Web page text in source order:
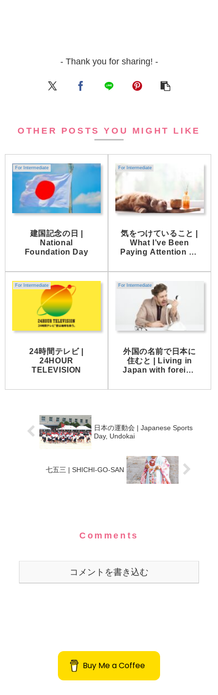
- Thank you for sharing! -
OTHER POSTS YOU MIGHT LIKE
For Intermediate
建国記念の日 |
National
Foundation Day
For Intermediate
気をつけていること |
What I’ve Been
Paying Attention To
For Intermediate
24時間テレビ |
24HOUR
TELEVISION
For Intermediate
外国の名前で日本に
住むと | Living in
Japan with foreign
日本の運動会 | Japanese Sports
Day, Undokai
七五三 | SHICHI-GO-SAN
Comments
コメントを書き込む
Buy Me a Coffee